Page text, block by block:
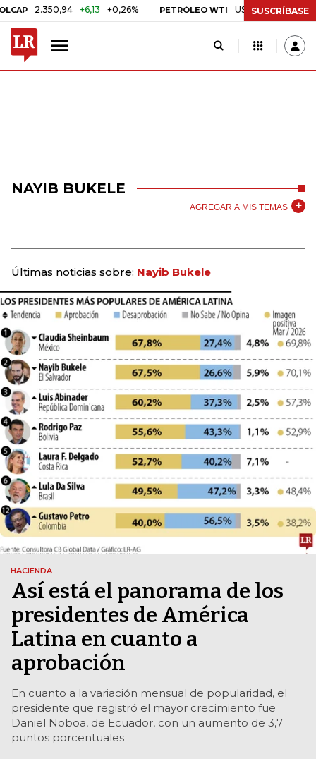
2.350,94 +6,13 +0,26% PETRÓLEO WTI US$ 78,01 US$ 2,92
SUSCRÍBASE
NAYIB BUKELE
AGREGAR A MIS TEMAS
Últimas noticias sobre: Nayib Bukele
HACIENDA
Así está el panorama de los
presidentes de América
Latina en cuanto a
aprobación
En cuanto a la variación mensual de popularidad, el
presidente que registró el mayor crecimiento fue
Daniel Noboa, de Ecuador, con un aumento de 3,7
puntos porcentuales